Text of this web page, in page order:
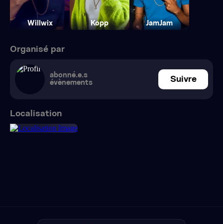
Willwix Kopp JamJam
Organisé par
abonné.e.s
évènements
Suivre
Localisation